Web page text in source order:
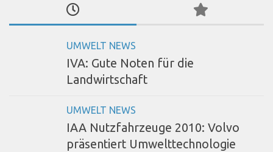
UMWELT NEWS
IVA: Gute Noten für die
Landwirtschaft
UMWELT NEWS
IAA Nutzfahrzeuge 2010: Volvo
präsentiert Umwelttechnologie